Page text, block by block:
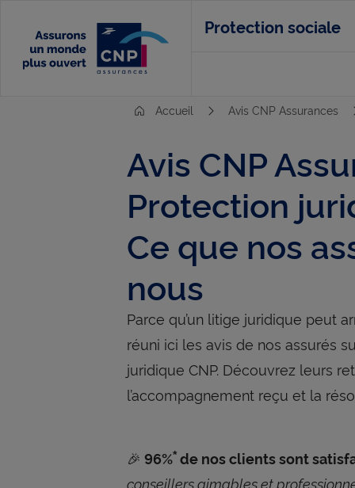
contenu
principal
Protection sociale
Accueil
Avis CNP Assurances
Avis CNP
Protection
Ce que nos
nous
Parce qu’un litige juridique peut
réuni ici les avis de nos assurés
juridique CNP. Découvrez leurs
l’accompagnement reçu et la
🎉 96%* de nos clients sont
conseillers aimables et